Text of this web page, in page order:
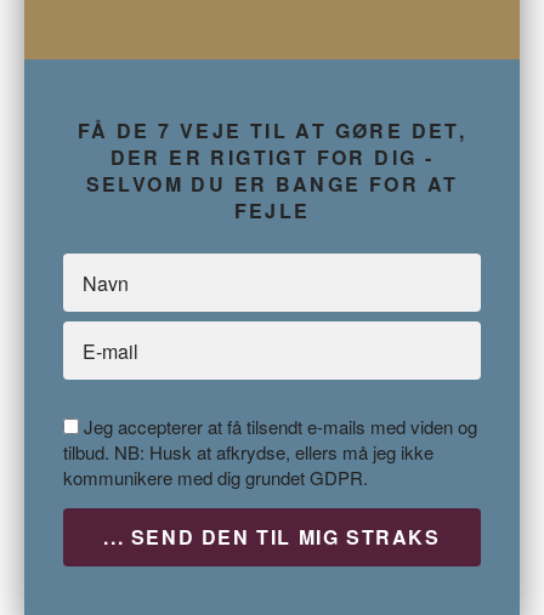
FÅ DE 7 VEJE TIL AT GØRE DET,
DER ER RIGTIGT FOR DIG -
SELVOM DU ER BANGE FOR AT
FEJLE
Jeg accepterer at få tilsendt e-mails med viden og
tilbud. NB: Husk at afkrydse, ellers må jeg ikke
kommunikere med dig grundet GDPR.